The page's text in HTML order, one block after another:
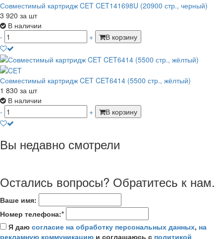
Совместимый картридж CET CET141698U (20900 стр., черный)
3 920 за шт
В наличии
-
+ В корзину
Совместимый картридж CET CET6414 (5500 стр., жёлтый)
1 830 за шт
В наличии
-
+ В корзину
Вы недавно смотрели
Остались вопросы? Обратитесь к нам.
Ваше имя:
Номер телефона:*
Я даю согласие на обработку персональных данных, на
рекламную коммуникацию и соглашаюсь с политикой